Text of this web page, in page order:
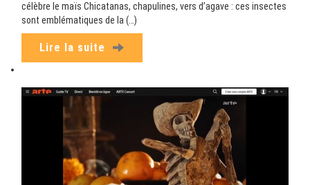
célèbre le maïs Chicatanas, chapulines, vers d’agave : ces insectes
sont emblématiques de la (…)
Lire la suite